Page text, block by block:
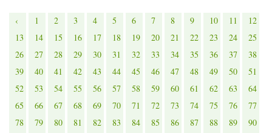
‹ 1 2 3 4 5 6 7 8 9 10 11
12
13
14 15 16 17 18 19 20 21 22 23 24
25
26
27 28 29 30 31 32 33 34 35 36 37
38
39
40 41 42 43 44 45 46 47 48 49 50
51
52
53 54 55 56 57 58 59 60 61 62 63
64
65
66 67 68 69 70 71 72 73 74 75 76
77
78
79 80 81 82 83 84 85 86 87 88 89
90